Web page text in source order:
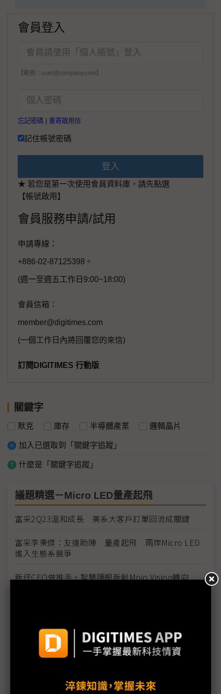
會員登入
【範例：user@company.com】
忘記密碼 重寄啟用信
記住帳號密碼
登入
★ 若您是第一次使用會員資料庫，請先點選
【帳號啟用】
會員服務申請/試用
申請專線：
+886-02-87125398。
(週一至週五工作日9:00~18:00)
會員信箱：
member@digitimes.com
(一個工作日內將回覆您的來信)
訂閱DIGITIMES 行動版
關鍵字
默克 庫存 半導體產業 邏輯晶片
加入已選取到「關鍵字追蹤」
什麼是「關鍵字追蹤」
議題精選－Micro LED量產起飛
富采2Q23溫和成長 美系大客戶訂單回流成關鍵
富采李秉傑：友達助陣 量產起飛 兩岸Micro LED
進入生態系競爭
新任CEO做推手，智慧隱眼新創Mojo Vision轉向
Micro LED AR應用熱身起跑 台廠練兵搶第一波商機
片是最後一塊拼圖